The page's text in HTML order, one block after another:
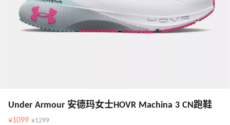
Under Armour 安德玛女士HOVR Machina 3 CN跑鞋
¥1099 ¥1299